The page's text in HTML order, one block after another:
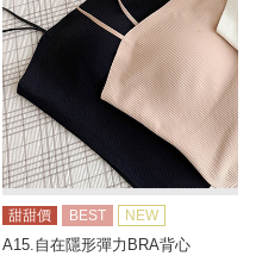
甜甜價 BEST NEW
A15.自在隱形彈力BRA背心